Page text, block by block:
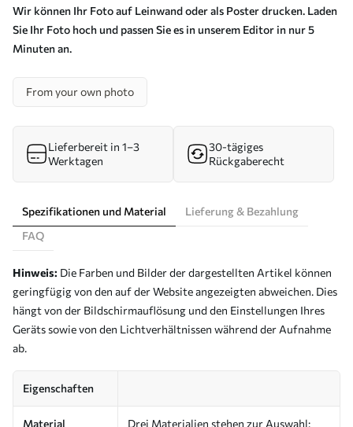
Wir können Ihr Foto auf Leinwand oder als Poster drucken. Laden
Sie Ihr Foto hoch und passen Sie es in unserem Editor in nur 5
Minuten an.
From your own photo
Lieferbereit in 1–3
Werktagen
30-tägiges
Rückgaberecht
Spezifikationen und Material
Lieferung & Bezahlung
FAQ
Hinweis: Die Farben und Bilder der dargestellten Artikel können
geringfügig von den auf der Website angezeigten abweichen. Dies
hängt von der Bildschirmauflösung und den Einstellungen Ihres
Geräts sowie von den Lichtverhältnissen während der Aufnahme
ab.
Eigenschaften
Material
Drei Materialien stehen zur Auswahl: